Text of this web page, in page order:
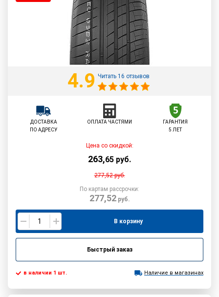
4.9 Читать 16 отзывов
ДОСТАВКА
ПО АДРЕСУ
ОПЛАТА ЧАСТЯМИ
ГАРАНТИЯ
5 ЛЕТ
Цена со скидкой:
263,65 руб.
277,52руб.
По картам рассрочки:
277,52руб.
В корзину
Быстрый заказ
в наличии 1 шт. Наличие в магазинах